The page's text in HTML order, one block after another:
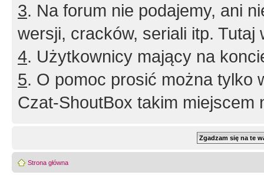
3. Na forum nie podajemy, ani
wersji, cracków, seriali itp. Tutaj
4. Użytkownicy mający na
5. O pomoc prosić można tylko
Czat-ShoutBox takim miejscem
Strona główna